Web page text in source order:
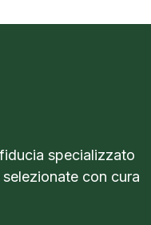
specializzato
con cura